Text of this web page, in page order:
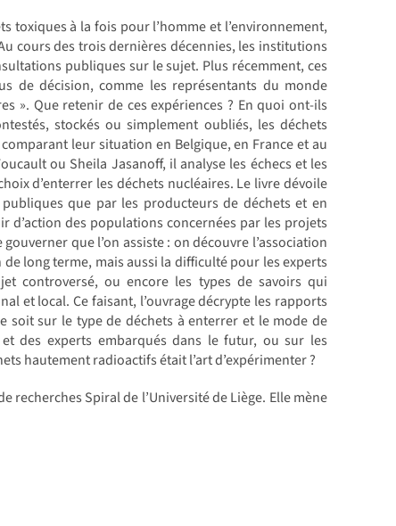
toxiques à la fois pour l’homme et l’environnement,
cours des trois dernières décennies, les institutions
publiques sur le sujet. Plus récemment, ces
de décision, comme les représentants du monde
». Que retenir de ces expériences ? En quoi ont-ils
stockés ou simplement oubliés, les déchets
leur situation en Belgique, en France et au
ou Sheila Jasanoff, il analyse les échecs et les
d’enterrer les déchets nucléaires. Le livre dévoile
que par les producteurs de déchets et en
d’action des populations concernées par les projets
que l’on assiste : on découvre l’association
long terme, mais aussi la difficulté pour les experts
controversé, ou encore les types de savoirs qui
et local. Ce faisant, l’ouvrage décrypte les rapports
soit sur le type de déchets à enterrer et le mode de
des experts embarqués dans le futur, ou sur les
hautement radioactifs était l’art d’expérimenter ?
recherches Spiral de l’Université de Liège. Elle mène